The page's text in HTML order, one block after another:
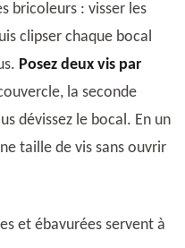
bricoleurs : visser les
clipser chaque bocal
Posez deux vis par
la seconde
dévissez le bocal. En un
taille de vis sans ouvrir
et ébavurées servent à